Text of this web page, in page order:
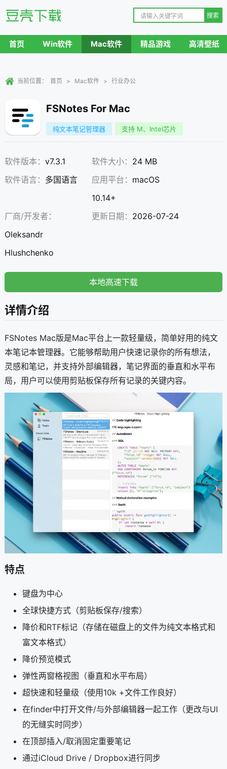
首页 Win软件 Mac软件 精品游戏 高清壁纸
当前位置： 首页 > Mac软件 > 行业办公
FSNotes For Mac
纯文本笔记管理器 支持 M、Intel芯片
软件版本： v7.3.1 软件大小： 24 MB
软件语言： 多国语言 应用平台： macOS
10.14+
厂商/开发者：
Oleksandr
Hlushchenko
更新日期： 2026-07-24
本地高速下载
详情介绍
FSNotes Mac版是Mac平台上一款轻量级，简单好用的纯文
本笔记本管理器。它能够帮助用户快速记录你的所有想法，
灵感和笔记，并支持外部编辑器，笔记界面的垂直和水平布
局，用户可以使用剪贴板保存所有记录的关键内容。
特点
键盘为中心
全球快捷方式（剪贴板保存/搜索）
降价和RTF标记（存储在磁盘上的文件为纯文本格式和
富文本格式）
降价预览模式
弹性两窗格视图（垂直和水平布局）
超快速和轻量级（使用10k +文件工作良好）
在finder中打开文件/与外部编辑器一起工作（更改与UI
的无缝实时同步）
在顶部插入/取消固定重要笔记
通过iCloud Drive / Dropbox进行同步